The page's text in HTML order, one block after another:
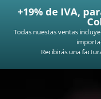
+19% de IVA,
Todas nuestas ventas
Recibirás una